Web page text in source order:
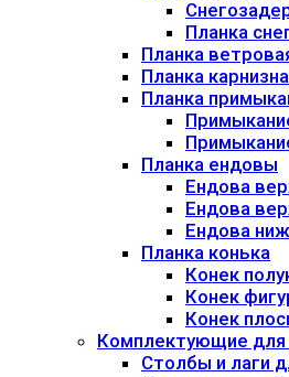
Планка
Планка
Планка
Планка
Планка ендовы
Ендова
Ендова
Ендова
Планка конька
Конек
Конек
Конек
Комплектующие для
Столбы и лаги